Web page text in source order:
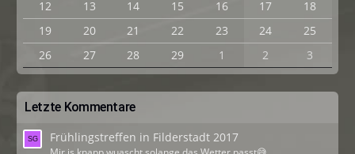
12
13 14 15 16 17
18
19
20 21 22 23 24
25
26
27 28 29 1 2 3
Letzte Kommentare
Frühlingstreffen in Filderstadt 2017